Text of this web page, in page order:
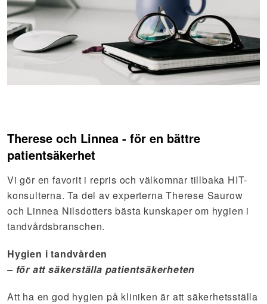
Therese och Linnea - för en bättre
patientsäkerhet
Vi gör en favorit i repris och välkomnar tillbaka HIT-
konsulterna. Ta del av experterna Therese Saurow
och Linnea Nilsdotters bästa kunskaper om hygien i
tandvårdsbranschen.
Hygien i tandvården
– för att säkerställa patientsäkerheten
Att ha en god hygien på kliniken är att säkerhetsställa